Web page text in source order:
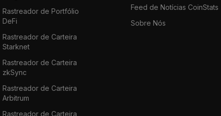
Rastreador de Portfólio
DeFi
Rastreador de Carteira
Starknet
Rastreador de Carteira
zkSync
Rastreador de Carteira
Arbitrum
Rastreador de Carteira
Feed de Notícias CoinStats
Sobre Nós